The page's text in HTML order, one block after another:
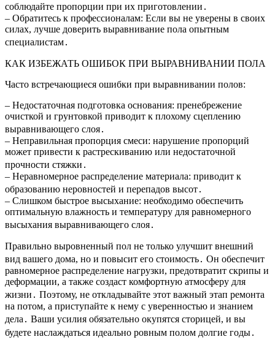
соблюдайте пропорции при их приготовлении․
– Обратитесь к профессионалам: Если вы не уверены в своих
силах, лучше доверить выравнивание пола опытным
специалистам․
КАК ИЗБЕЖАТЬ ОШИБОК ПРИ ВЫРАВНИВАНИИ ПОЛА
Часто встречающиеся ошибки при выравнивании полов:
– Недостаточная подготовка основания: пренебрежение
очисткой и грунтовкой приводит к плохому сцеплению
выравнивающего слоя․
– Неправильная пропорция смеси: нарушение пропорций
может привести к растрескиванию или недостаточной
прочности стяжки․
– Неравномерное распределение материала: приводит к
образованию неровностей и перепадов высот․
– Слишком быстрое высыхание: необходимо обеспечить
оптимальную влажность и температуру для равномерного
высыхания выравнивающего слоя․
Правильно выровненный пол не только улучшит внешний
вид вашего дома, но и повысит его стоимость․ Он обеспечит
равномерное распределение нагрузки, предотвратит скрипы и
деформации, а также создаст комфортную атмосферу для
жизни․ Поэтому, не откладывайте этот важный этап ремонта
на потом, а приступайте к нему с уверенностью и знанием
дела․ Ваши усилия обязательно окупятся сторицей, и вы
будете наслаждаться идеально ровным полом долгие годы․